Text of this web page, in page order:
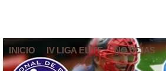
INICIO IV LIGA ELITE NOTICIAS